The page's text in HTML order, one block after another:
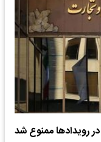
رویدادها ممنوع شد